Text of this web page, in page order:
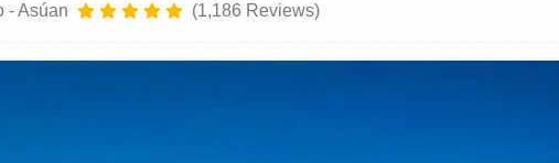
- Asúan (1,186 Reviews)